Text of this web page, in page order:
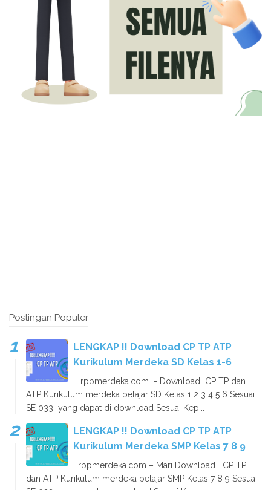
Postingan Populer
LENGKAP !! Download CP TP ATP
Kurikulum Merdeka SD Kelas 1-6
rppmerdeka.com - Download CP TP dan
ATP Kurikulum merdeka belajar SD Kelas 1 2 3 4 5 6 Sesuai
SE 033 yang dapat di download Sesuai Kep...
LENGKAP !! Download CP TP ATP
Kurikulum Merdeka SMP Kelas 7 8 9
rppmerdeka.com – Mari Download CP TP
dan ATP Kurikulum merdeka belajar SMP Kelas 7 8 9 Sesuai